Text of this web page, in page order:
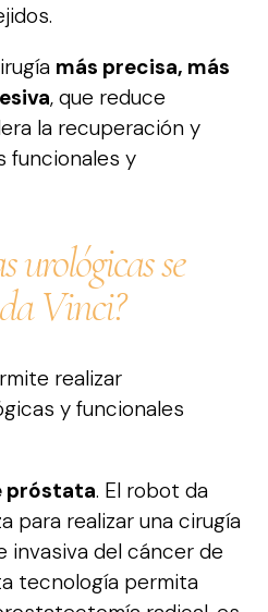
más precisa, más
, que reduce
la recuperación y
funcionales y
urológicas se
Vinci?
realizar
y funcionales
próstata. El robot da
para realizar una cirugía
invasiva del cáncer de
tecnología permita